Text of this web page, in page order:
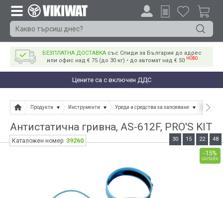
БЕЗПЛАТНА ДОСТАВКА със Спиди за България до адрес
или офис над € 75 (до 30 кг) • до автомат над € 50 НОВО
Цените са с включен ДДС
Продукти Инструменти Уреди и средства за запояване
Антистатична гривна, AS-612F, PRO'S KIT
-15%
онлайн
30 15 22 48
Каталожен номер: 39260